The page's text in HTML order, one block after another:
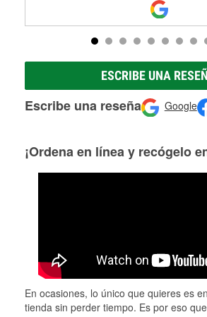
ESCRIBE UNA
Escribe una reseña Google
¡Ordena en línea y recógelo
En ocasiones, lo único que quieres es
tienda sin perder tiempo. Es por eso